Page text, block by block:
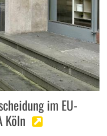
im EU-
Köln